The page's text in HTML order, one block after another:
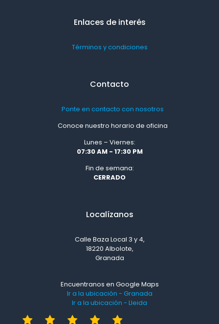
Enlaces de interés
Términos y condiciones
Contacto
Ponte en contacto con nosotros
Conoce nuestro horario de oficina
Lunes – Viernes:
07:30 AM - 17:30 PM
Fin de semana:
CERRADO
Localízanos
Calle Baza Local 3 y 4,
18220 Albolote,
Granada
Encuentranos en Google Maps
Ir a la ubicación - Granada
Ir a la ubicación - Lleida